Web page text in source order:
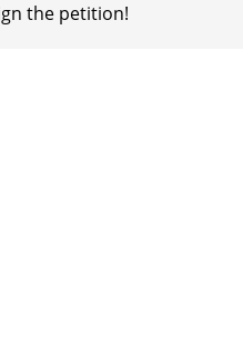
the petition!